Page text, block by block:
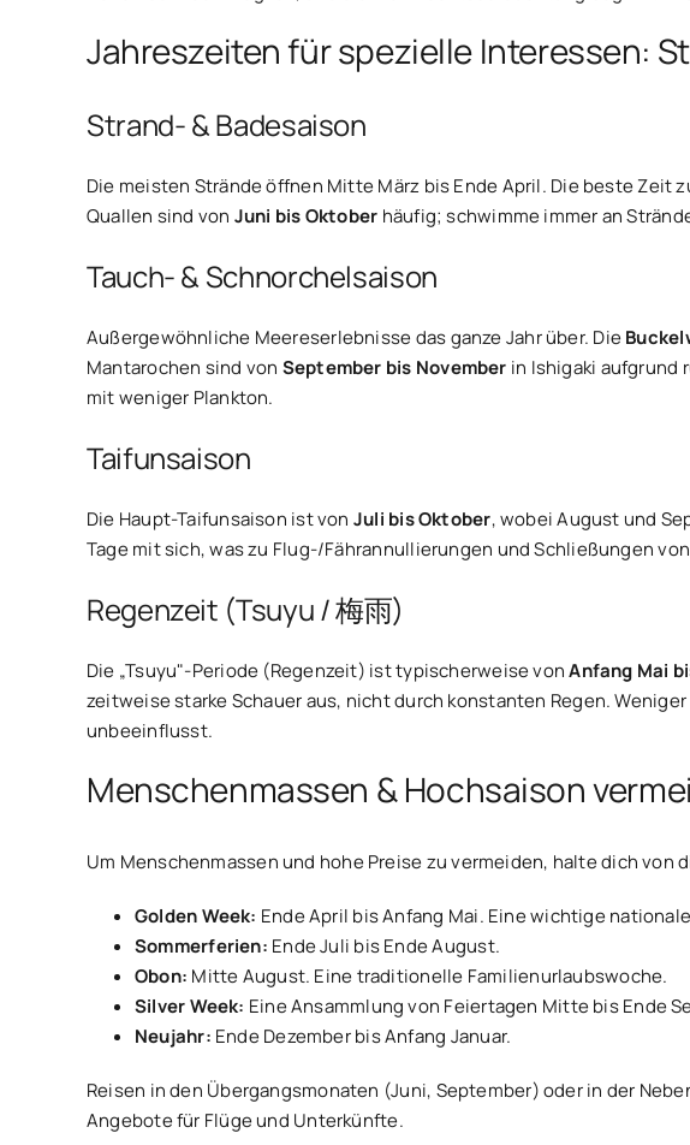
Jahreszeiten für spezielle Interessen:
Strand- & Badesaison
Die meisten Strände öffnen Mitte März bis Ende April. Die beste Zeit
Quallen sind von Juni bis Oktober häufig; schwimme immer an
Tauch- & Schnorchelsaison
Außergewöhnliche Meereserlebnisse das ganze Jahr über. Die
Mantarochen sind von September bis November in Ishigaki aufgrund
mit weniger Plankton.
Taifunsaison
Die Haupt-Taifunsaison ist von Juli bis Oktober, wobei August und
Tage mit sich, was zu Flug-/Fährannullierungen und Schließungen
Regenzeit (Tsuyu / 梅雨)
Die „Tsuyu"-Periode (Regenzeit) ist typischerweise vonAnfang Mai
zeitweise starke Schauer aus, nicht durch konstanten Regen.
unbeeinflusst.
Menschenmassen & Hochsaison
Um Menschenmassen und hohe Preise zu vermeiden, halte dich von
Golden Week: Ende April bis Anfang Mai. Eine wichtige
Sommerferien: Ende Juli bis Ende August.
Obon: Mitte August. Eine traditionelle Familienurlaubswoche.
Silver Week: Eine Ansammlung von Feiertagen Mitte bis Ende
Neujahr: Ende Dezember bis Anfang Januar.
Reisen in den Übergangsmonaten (Juni, September) oder in der
Angebote für Flüge und Unterkünfte.